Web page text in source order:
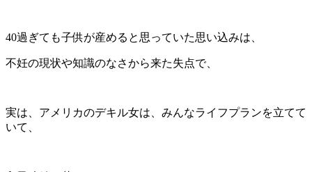
40過ぎても子供が産めると思っていた思い込みは、
不妊の現状や知識のなさから来た失点で、
実は、アメリカのデキル女は、みんなライフプランを立てて
いて、